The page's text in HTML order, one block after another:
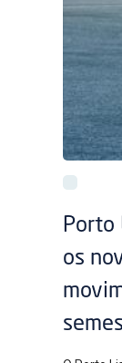
Porto
os